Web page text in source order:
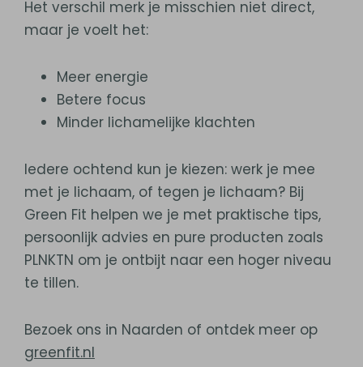
Het verschil merk je misschien niet direct,
maar je voelt het:
Meer energie
Betere focus
Minder lichamelijke klachten
Iedere ochtend kun je kiezen: werk je mee
met je lichaam, of tegen je lichaam? Bij
Green Fit helpen we je met praktische tips,
persoonlijk advies en pure producten zoals
PLNKTN om je ontbijt naar een hoger niveau
te tillen.
Bezoek ons in Naarden of ontdek meer op
greenfit.nl